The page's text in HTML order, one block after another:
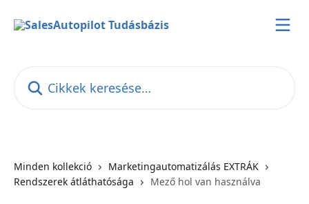
Minden kollekció
Marketingautomatizálás EXTRÁK
Rendszerek átláthatósága
Mező hol van használva